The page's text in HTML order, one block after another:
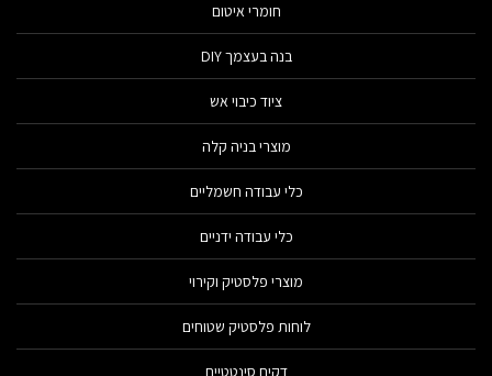
חומרי איטום
בנה בעצמך DIY
ציוד כיבוי אש
מוצרי בניה קלה
כלי עבודה חשמליים
כלי עבודה ידניים
מוצרי פלסטיק וקירוי
לוחות פלסטיק שטוחים
דקים סינטטיים